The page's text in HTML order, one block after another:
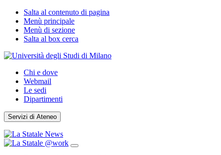
Salta al contenuto di pagina
Menù principale
Menù di sezione
Salta al box cerca
Chi e dove
Webmail
Le sedi
Dipartimenti
Servizi di Ateneo